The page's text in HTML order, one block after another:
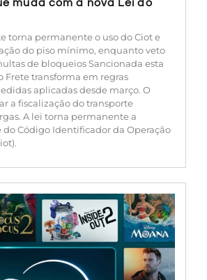
muda com a nova Lei do
torna permanente o uso do Ciot e
do piso mínimo, enquanto veto
de bloqueios Sancionada esta
Frete transforma em regras
aplicadas desde março. O
a fiscalização do transporte
A lei torna permanente a
Código Identificador da Operação